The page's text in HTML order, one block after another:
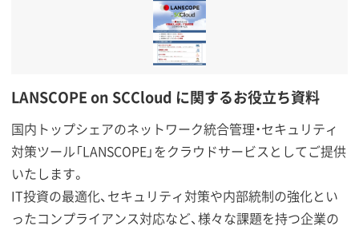
LANSCOPE on SCCloud に関するお役立ち資料
国内トップシェアのネットワーク統合管理・セキュリティ
対策ツール「LANSCOPE」をクラウドサービスとしてご提供
いたします。
IT投資の最適化、セキュリティ対策や内部統制の強化とい
ったコンプライアンス対応など、様々な課題を持つ企業の